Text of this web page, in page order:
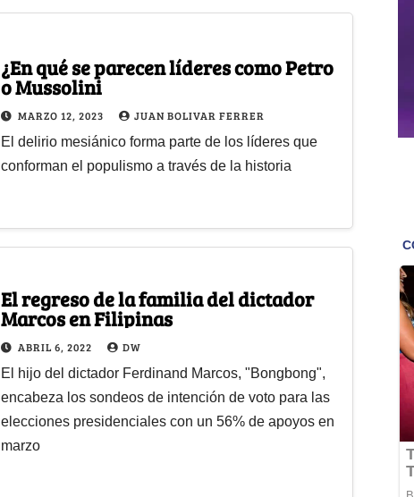
¿En qué se parecen líderes como Petro
o Mussolini
MARZO 12, 2023 JUAN BOLIVAR FERRER
El delirio mesiánico forma parte de los líderes que
conforman el populismo a través de la historia
El regreso de la familia del dictador
Marcos en Filipinas
ABRIL 6, 2022 DW
El hijo del dictador Ferdinand Marcos, "Bongbong",
encabeza los sondeos de intención de voto para las
elecciones presidenciales con un 56% de apoyos en
marzo